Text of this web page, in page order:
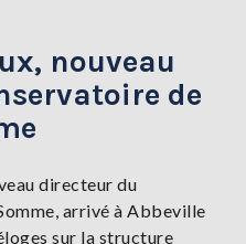
nouveau
de
directeur du
arrivé à Abbeville
sur la structure